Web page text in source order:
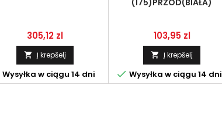
Kaina
305,12 zl
 Į krepšelį
Wysyłka w ciągu 14 dni
(175)PRZÓD(BIAŁA)
Kaina
103,95 zl
 Į krepšelį
 Wysyłka w ciągu 14 dni